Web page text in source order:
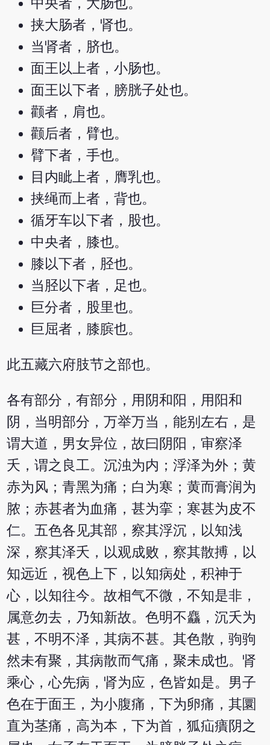
中央者，大肠也。
挟大肠者，肾也。
当肾者，脐也。
面王以上者，小肠也。
面王以下者，膀胱子处也。
颧者，肩也。
颧后者，臂也。
臂下者，手也。
目内眦上者，膺乳也。
挟绳而上者，背也。
循牙车以下者，股也。
中央者，膝也。
膝以下者，胫也。
当胫以下者，足也。
巨分者，股里也。
巨屈者，膝膑也。
此五藏六府肢节之部也。
各有部分，有部分，用阴和阳，用阳和
阴，当明部分，万举万当，能别左右，是
谓大道，男女异位，故曰阴阳，审察泽
夭，谓之良工。沉浊为内；浮泽为外；黄
赤为风；青黑为痛；白为寒；黄而膏润为
脓；赤甚者为血痛，甚为挛；寒甚为皮不
仁。五色各见其部，察其浮沉，以知浅
深，察其泽夭，以观成败，察其散搏，以
知远近，视色上下，以知病处，积神于
心，以知往今。故相气不微，不知是非，
属意勿去，乃知新故。色明不麤，沉夭为
甚，不明不泽，其病不甚。其色散，驹驹
然未有聚，其病散而气痛，聚未成也。肾
乘心，心先病，肾为应，色皆如是。男子
色在于面王，为小腹痛，下为卵痛，其圜
直为茎痛，高为本，下为首，狐疝㿉阴之